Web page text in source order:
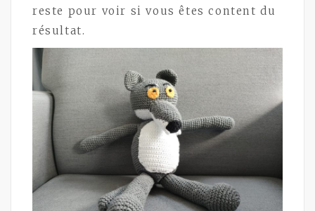
reste pour voir si vous êtes content du
résultat.